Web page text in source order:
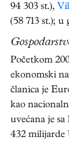
94 303 st.),
(58 713 st.);
Početkom
ekonomski
članica je
kao
uvećana je
432 milijarde